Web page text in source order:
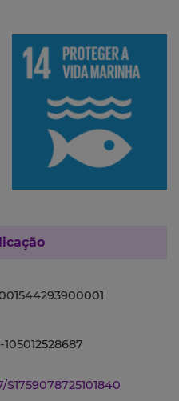
105012528687
S1759078725101840